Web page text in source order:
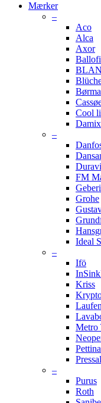
Mærker
–
Aco
Alca
Axor
Børma
Cool
–
FM
Grohe
Ideal
–
Ifö
Kriss
Laufen
Metro
–
Purus
Roth